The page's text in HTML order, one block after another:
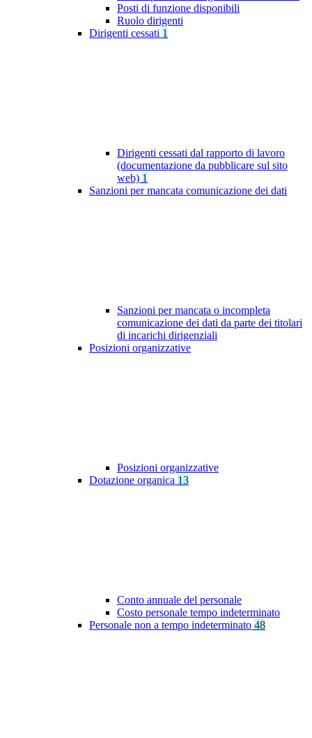
Posti di funzione disponibili
Ruolo dirigenti
Dirigenti cessati 1
Dirigenti cessati dal rapporto di lavoro
(documentazione da pubblicare sul sito
web) 1
Sanzioni per mancata comunicazione dei dati
Sanzioni per mancata o incompleta
comunicazione dei dati da parte dei titolari
di incarichi dirigenziali
Posizioni organizzative
Posizioni organizzative
Dotazione organica 13
Conto annuale del personale
Costo personale tempo indeterminato
Personale non a tempo indeterminato 48